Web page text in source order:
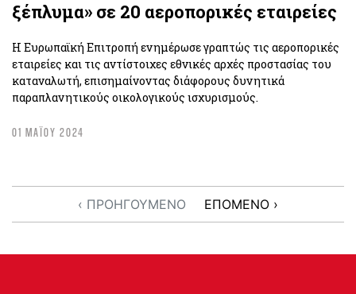
ξέπλυμα» σε 20 αεροπορικές εταιρείες
Η Ευρωπαϊκή Επιτροπή ενημέρωσε γραπτώς τις αεροπορικές
εταιρείες και τις αντίστοιχες εθνικές αρχές προστασίας του
καταναλωτή, επισημαίνοντας διάφορους δυνητικά
παραπλανητικούς οικολογικούς ισχυρισμούς.
01 ΜΑΪΟΥ 2024
‹ ΠΡΟΗΓΟΥΜΕΝΟ ΕΠΟΜΕΝΟ ›